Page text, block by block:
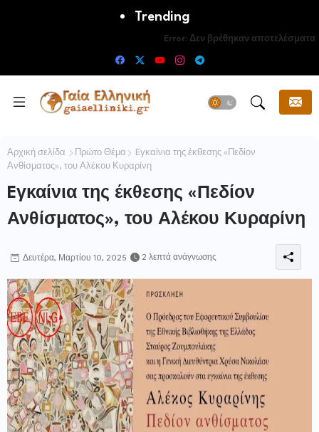
Trending
Error: Δεν βρέθηκαν αποτελέσματα
Αρχική σελίδα Πρώτο Θέμα
Eγκαίνια της έκθεσης «Πεδίον
Ανθίσματος», του Αλέκου Κυραρίνη
Eγκαίνια της έκθεσης «Πεδίον
Ανθίσματος», του Αλέκου Κυραρίνη
Δευτέρα, Μαρτίου 10, 2025 2 λεπτά ανάγνωσης